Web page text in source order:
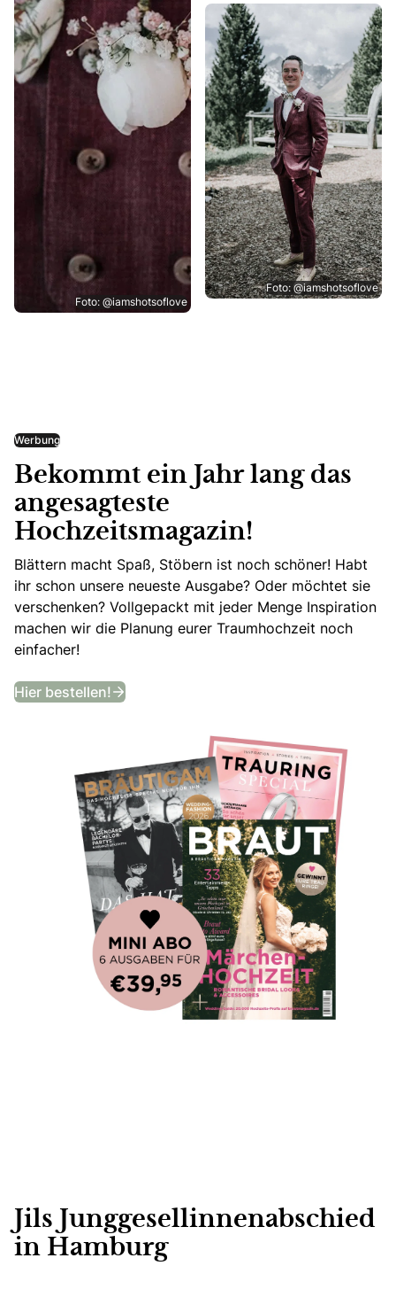
Foto: @iamshotsoflove
Foto: @iamshotsoflove
Werbung
Bekommt ein Jahr lang das
angesagteste
Hochzeitsmagazin!
Blättern macht Spaß, Stöbern ist noch schöner! Habt
ihr schon unsere neueste Ausgabe? Oder möchtet sie
verschenken? Vollgepackt mit jeder Menge Inspiration
machen wir die Planung eurer Traumhochzeit noch
einfacher!
Hier bestellen! Bekommt ein Jahr lang das
Jils Junggesellinnenabschied
in Hamburg